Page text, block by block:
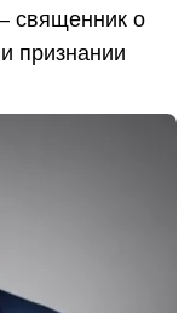
священник о
признании